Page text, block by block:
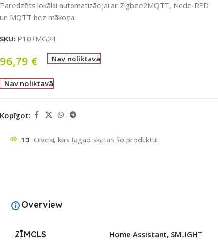
Paredzēts lokālai automatizācijai ar Zigbee2MQTT, Node‑RED
un MQTT bez mākoņa.
SKU: P10+MG24
96,79 € Nav noliktavā
Nav noliktavā
Kopīgot:
13 Cilvēki, kas tagad skatās šo produktu!
Overview
ZĪMOLS Home Assistant, SMLIGHT